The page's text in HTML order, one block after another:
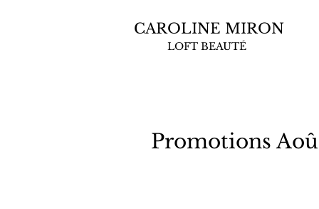
CAROLINE MIRON
LOFT BEAUTÉ
Promotions